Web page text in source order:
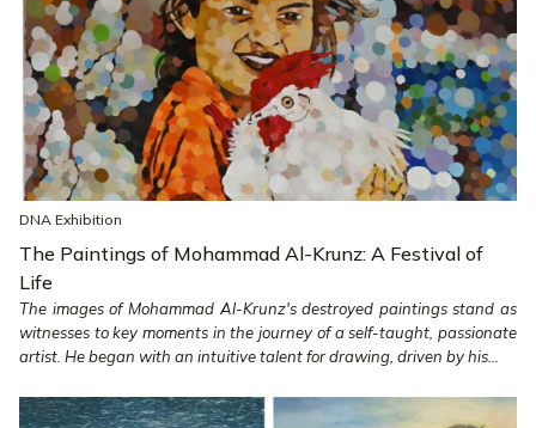
DNA Exhibition
The Paintings of Mohammad Al-Krunz: A Festival of
Life
The images of Mohammad Al-Krunz's destroyed paintings stand as
witnesses to key moments in the journey of a self-taught, passionate
artist. He began with an intuitive talent for drawing, driven by his...